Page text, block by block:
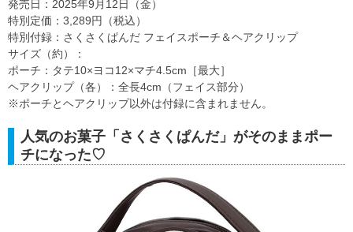
発売日：2025年9月12日（金）
特別定価：3,289円（税込）
特別付録：さくさくぱんだ フェイスポーチ＆ヘアクリップ
サイズ（約）：
ポーチ：タテ10×ヨコ12×マチ4.5cm［最大］
ヘアクリップ（各）：全長4cm（フェイス部分）
※ポーチとヘアクリップ以外は付録に含まれません。
人気のお菓子「さくさくぱんだ」がそのままポー
チになった♡